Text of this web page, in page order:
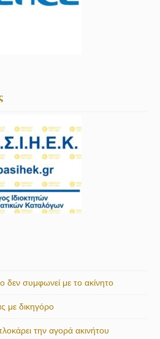
δεν συμφωνεί με το ακίνητο
με δικηγόρο
την αγορά ακινήτου